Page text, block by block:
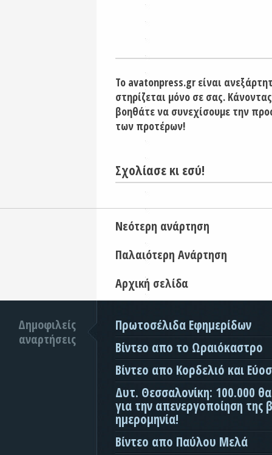
Το avatonpress.gr είναι
στηρίζεται μόνο σε σας.
βοηθάτε να συνεχίσουμε την
των προτέρων!
Σχολίασε κι εσύ!
Νεότερη ανάρτηση
Παλαιότερη Ανάρτηση
Αρχική σελίδα
Δημοφιλείς
αναρτήσεις
Πρωτοσέλιδα Εφημερίδων
Βίντεο απο το Ωραιόκαστρο
Βίντεο απο Κορδελιό και
Δυτ. Θεσσαλονίκη: 100.000
για την απενεργοποίηση της
ημερομηνία!
Βίντεο απο Παύλου Μελά